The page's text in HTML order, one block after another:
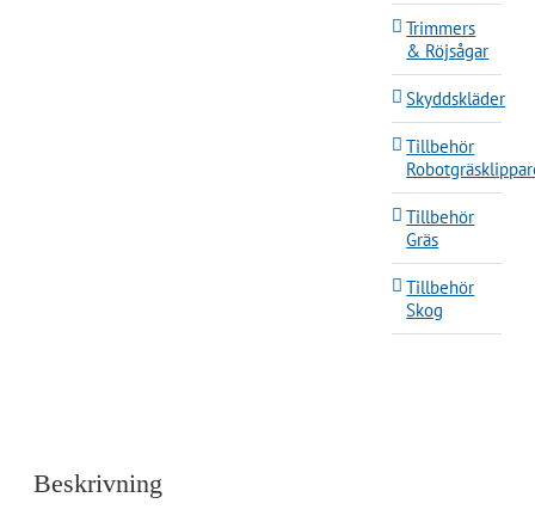
Beskrivning
Trimmers
& Röjsågar
Skyddskläder
Tillbehör
Tillbehör
Gräs
Tillbehör
Skog